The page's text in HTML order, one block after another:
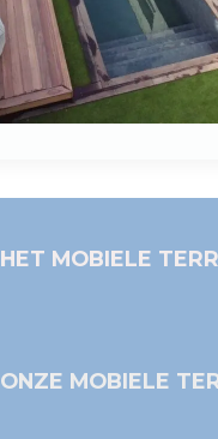
HET MOBIELE
ONZE MOBIELE